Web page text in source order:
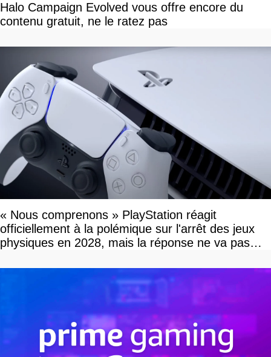
Halo Campaign Evolved vous offre encore du
contenu gratuit, ne le ratez pas
« Nous comprenons » PlayStation réagit
officiellement à la polémique sur l'arrêt des jeux
physiques en 2028, mais la réponse ne va pas